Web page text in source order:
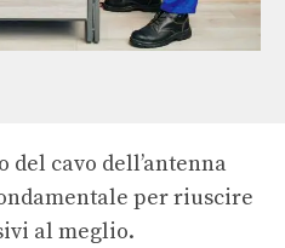
cavo dell’antenna
per riuscire
al meglio.